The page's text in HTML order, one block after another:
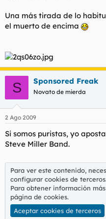
Una más tirada de lo
el muerto de encima
S Sponsored Freak
Novato de mierda
2 Ago 2009
Si somos puristas, yo
Steve Miller Band.
Para ver este contenido,
configurar cookies de terceros.
Para obtener información
página de cookies.
Aceptar cookies de terceros